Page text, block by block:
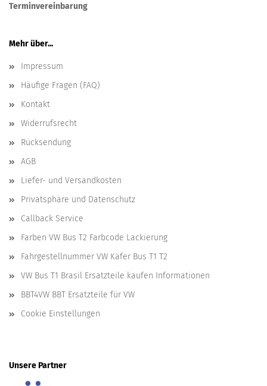
Terminvereinbarung
Mehr über...
Impressum
Häufige Fragen (FAQ)
Kontakt
Widerrufsrecht
Rücksendung
AGB
Liefer- und Versandkosten
Privatsphäre und Datenschutz
Callback Service
Farben VW Bus T2 Farbcode Lackierung
Fahrgestellnummer VW Käfer Bus T1 T2
VW Bus T1 Brasil Ersatzteile kaufen Informationen
BBT4VW BBT Ersatzteile für VW
Cookie Einstellungen
Unsere Partner